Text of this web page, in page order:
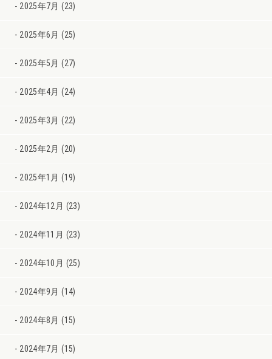
2025年7月 (23)
2025年6月 (25)
2025年5月 (27)
2025年4月 (24)
2025年3月 (22)
2025年2月 (20)
2025年1月 (19)
2024年12月 (23)
2024年11月 (23)
2024年10月 (25)
2024年9月 (14)
2024年8月 (15)
2024年7月 (15)